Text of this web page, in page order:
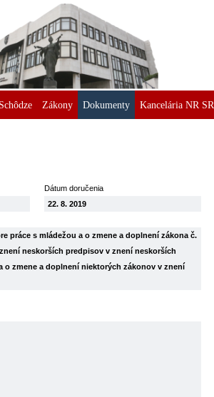
Schôdze Zákony Dokumenty Kancelária NR SR
Dátum doručenia
22. 8. 2019
práce s mládežou a o zmene a doplnení zákona č.
neskorších predpisov v znení neskorších
o zmene a doplnení niektorých zákonov v znení